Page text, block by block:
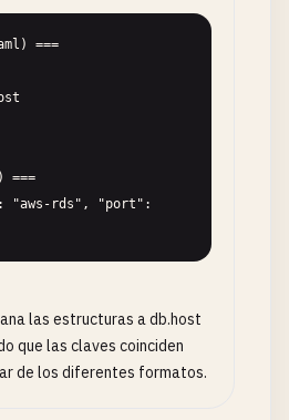
===
===
"aws-rds", "port":
las estructuras a db.host
que las claves coinciden
de los diferentes formatos.